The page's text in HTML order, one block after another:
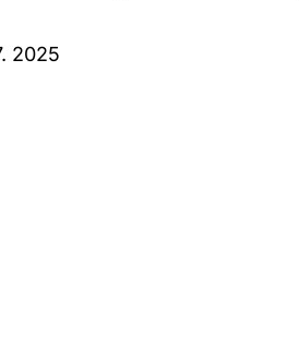
2025